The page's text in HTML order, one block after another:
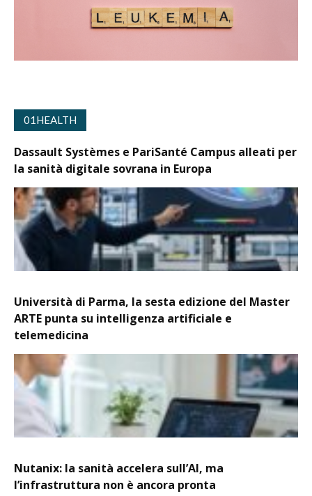
01HEALTH
Dassault Systèmes e PariSanté Campus alleati per
la sanità digitale sovrana in Europa
Università di Parma, la sesta edizione del Master
ARTE punta su intelligenza artificiale e
telemedicina
Nutanix: la sanità accelera sull’AI, ma
l’infrastruttura non è ancora pronta